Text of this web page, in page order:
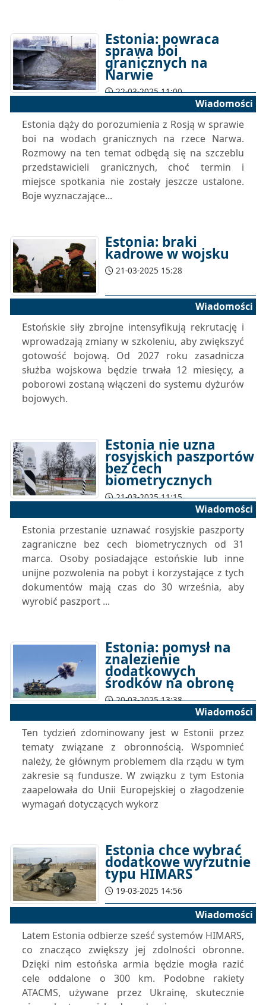
Estonia: powraca
sprawa boi
granicznych na
Narwie
22-03-2025 11:00
Wiadomości
Estonia dąży do porozumienia z Rosją w sprawie
boi na wodach granicznych na rzece Narwa.
Rozmowy na ten temat odbędą się na szczeblu
przedstawicieli granicznych, choć termin i
miejsce spotkania nie zostały jeszcze ustalone.
Boje wyznaczające...
Estonia: braki
kadrowe w wojsku
21-03-2025 15:28
Wiadomości
Estońskie siły zbrojne intensyfikują rekrutację i
wprowadzają zmiany w szkoleniu, aby zwiększyć
gotowość bojową. Od 2027 roku zasadnicza
służba wojskowa będzie trwała 12 miesięcy, a
poborowi zostaną włączeni do systemu dyżurów
bojowych.
Estonia nie uzna
rosyjskich paszportów
bez cech
biometrycznych
21-03-2025 11:15
Wiadomości
Estonia przestanie uznawać rosyjskie paszporty
zagraniczne bez cech biometrycznych od 31
marca. Osoby posiadające estońskie lub inne
unijne pozwolenia na pobyt i korzystające z tych
dokumentów mają czas do 30 września, aby
wyrobić paszport ...
Estonia: pomysł na
znalezienie
dodatkowych
środków na obronę
20-03-2025 13:38
Wiadomości
Ten tydzień zdominowany jest w Estonii przez
tematy związane z obronnością. Wspomnieć
należy, że głównym problemem dla rządu w tym
zakresie są fundusze. W związku z tym Estonia
zaapelowała do Unii Europejskiej o złagodzenie
wymagań dotyczących wykorz
Estonia chce wybrać
dodatkowe wyrzutnie
typu HIMARS
19-03-2025 14:56
Wiadomości
Latem Estonia odbierze sześć systemów HIMARS,
co znacząco zwiększy jej zdolności obronne.
Dzięki nim estońska armia będzie mogła razić
cele oddalone o 300 km. Podobne rakiety
ATACMS, używane przez Ukrainę, skutecznie